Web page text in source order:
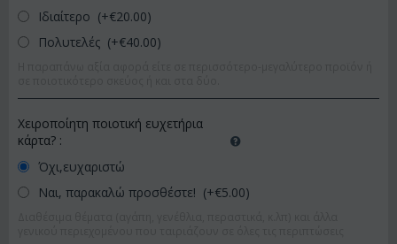
Ιδιαίτερο (+€20.00)
Πολυτελές (+€40.00)
Χειροποίητη ποιοτική ευχετήρια
κάρτα? :
Όχι,ευχαριστώ
Ναι, παρακαλώ προσθέστε! (+€5.00)